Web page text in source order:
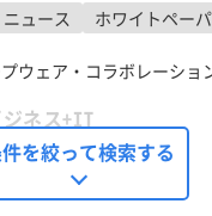
ュース ホワイトペー
ウェア・コラボレーショ
ジネス+IT
Journal
Trend
を絞って検索する